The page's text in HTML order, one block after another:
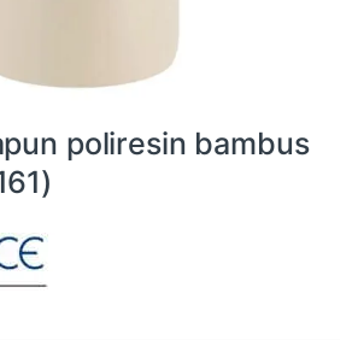
poliresin bambus